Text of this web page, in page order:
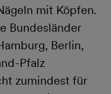
mit Köpfen.
Bundesländer
Berlin,
Pfalz
zumindest für